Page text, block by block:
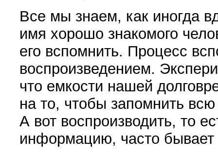
Все мы знаем, как иногда
имя хорошо знакомого
его вспомнить. Процесс
воспроизведением.
что емкости нашей
на то, чтобы запомнить
А вот воспроизводить, то
информацию, часто бывает